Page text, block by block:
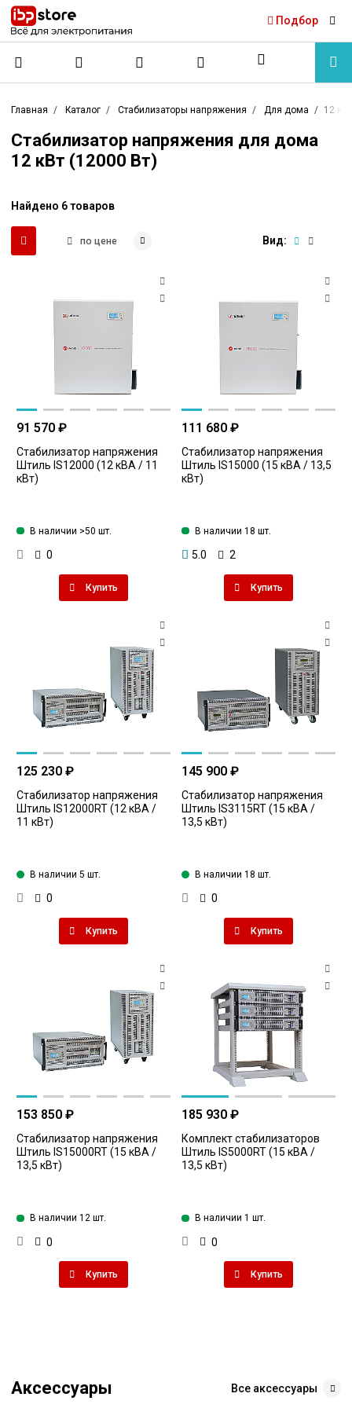
Подбор
Главная Каталог Стабилизаторы напряжения Для дома 12 кВт
Стабилизатор напряжения для дома
12 кВт (12000 Вт)
Найдено 6 товаров
по цене Вид:
91 570 ₽
Стабилизатор напряжения
Штиль IS12000 (12 кВА / 11
кВт)
В наличии >50 шт.
0
Купить
111 680 ₽
Стабилизатор напряжения
Штиль IS15000 (15 кВА / 13,5
кВт)
В наличии 18 шт.
5.0 2
Купить
125 230 ₽
Стабилизатор напряжения
Штиль IS12000RT (12 кВА /
11 кВт)
В наличии 5 шт.
0
Купить
145 900 ₽
Стабилизатор напряжения
Штиль IS3115RT (15 кВА /
13,5 кВт)
В наличии 18 шт.
0
Купить
153 850 ₽
Стабилизатор напряжения
Штиль IS15000RT (15 кВА /
13,5 кВт)
В наличии 12 шт.
0
Купить
185 930 ₽
Комплект стабилизаторов
Штиль IS5000RT (15 кВА /
13,5 кВт)
В наличии 1 шт.
0
Купить
Аксессуары Все аксессуары